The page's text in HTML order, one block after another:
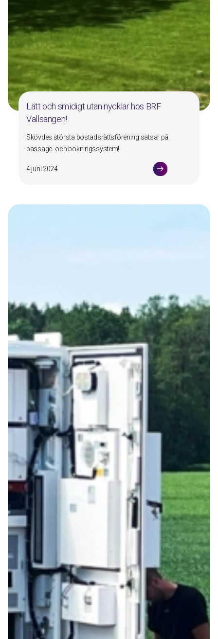
Lätt och smidigt utan nycklar hos BRF
Vallsängen!
Skövdes största bostadsrättsförening satsar på
passage- och bokningssystem!
4 juni 2024